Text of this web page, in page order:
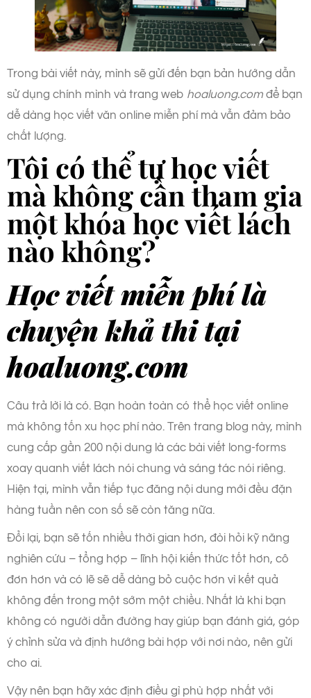
Trong bài viết này, mình sẽ gửi đến bạn bản hướng dẫn
sử dụng chính mình và trang web hoaluong.com để bạn
dễ dàng học viết văn online miễn phí mà vẫn đảm bảo
chất lượng.
Tôi có thể tự học viết
mà không cần tham gia
một khóa học viết lách
nào không?
Học viết miễn phí là
chuyện khả thi tại
hoaluong.com
Câu trả lời là có. Bạn hoàn toàn có thể học viết online
mà không tốn xu học phí nào. Trên trang blog này, mình
cung cấp gần 200 nội dung là các bài viết long-forms
xoay quanh viết lách nói chung và sáng tác nói riêng.
Hiện tại, mình vẫn tiếp tục đăng nội dung mới đều đặn
hàng tuần nên con số sẽ còn tăng nữa.
Đổi lại, bạn sẽ tốn nhiều thời gian hơn, đòi hỏi kỹ năng
nghiên cứu – tổng hợp – lĩnh hội kiến thức tốt hơn, cô
đơn hơn và có lẽ sẽ dễ dàng bỏ cuộc hơn vì kết quả
không đến trong một sớm một chiều. Nhất là khi bạn
không có người dẫn đường hay giúp bạn đánh giá, góp
ý chỉnh sửa và định hướng bài hợp với nơi nào, nên gửi
cho ai.
Vậy nên bạn hãy xác định điều gì phù hợp nhất với